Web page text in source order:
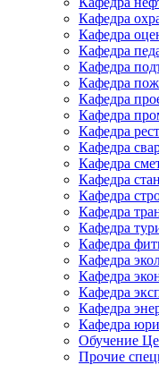
Кафедра
Кафедра
Кафедра
Кафедра
Кафедра
Кафедра
Кафедра
Кафедра
Кафедра
Кафедра
Кафедра
Кафедра
Кафедра
Кафедра
Кафедра
Кафедра
Кафедра
Кафедра
Кафедра
Кафедра
Обучение
Прочие